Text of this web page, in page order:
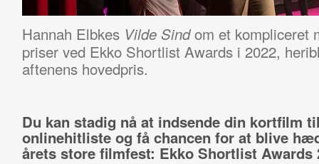
Hannah Elbkes Vilde Sindom et kompliceret
priser ved Ekko Shortlist Awards i 2022,
aftenens hovedpris.
Du kan stadig nå at indsende din kortfilm
onlinehitliste og få chancen for at blive
årets store filmfest: Ekko Shortlist Awards